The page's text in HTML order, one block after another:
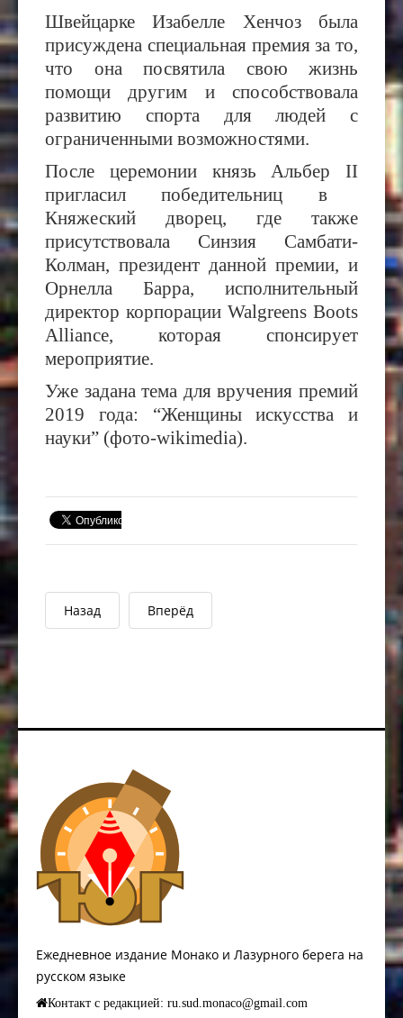
Швейцарке Изабелле Хенчоз была
присуждена специальная премия за то,
что она посвятила свою жизнь
помощи другим и способствовала
развитию спорта для людей с
ограниченными возможностями.
После церемонии князь Альбер II
пригласил победительниц в
Княжеский дворец, где также
присутствовала Синзия Самбати-
Колман, президент данной премии, и
Орнелла Барра, исполнительный
директор корпорации Walgreens Boots
Alliance, которая спонсирует
мероприятие.
Уже задана тема для вручения премий
2019 года: “Женщины искусства и
науки” (фото-wikimedia).
Назад Вперёд
Ежедневное издание Монако и Лазурного берега на
русском языке
Контакт с редакцией: ru.sud.monaco@gmail.com